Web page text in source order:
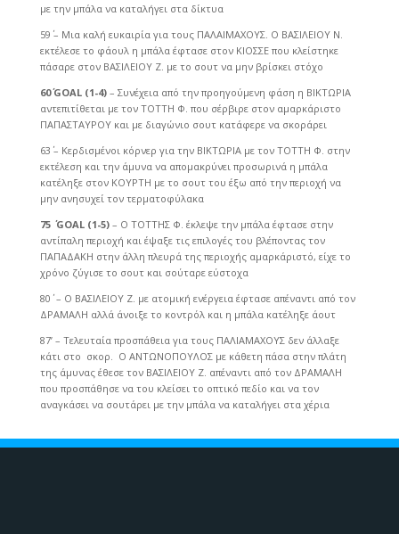
με την μπάλα να καταλήγει στα δίκτυα
59΄ – Μια καλή ευκαιρία για τους ΠΑΛΑΙΜΑΧΟΥΣ. Ο ΒΑΣΙΛΕΙΟΥ Ν.
εκτέλεσε το φάουλ η μπάλα έφτασε στον ΚΙΟΣΣΕ που κλείστηκε
πάσαρε στον ΒΑΣΙΛΕΙΟΥ Ζ. με το σουτ να μην βρίσκει στόχο
60΄GOAL (1-4)– Συνέχεια από την προηγούμενη φάση η ΒΙΚΤΩΡΙΑ
αντεπιτίθεται με τον ΤΟΤΤΗ Φ. που σέρβιρε στον αμαρκάριστο
ΠΑΠΑΣΤΑΥΡΟΥ και με διαγώνιο σουτ κατάφερε να σκοράρει
63΄ – Κερδισμένοι κόρνερ για την ΒΙΚΤΩΡΙΑ με τον ΤΟΤΤΗ Φ. στην
εκτέλεση και την άμυνα να απομακρύνει προσωρινά η μπάλα
κατέληξε στον ΚΟΥΡΤΗ με το σουτ του έξω από την περιοχή να
μην ανησυχεί τον τερματοφύλακα
75 ΄GOAL (1-5) – Ο ΤΟΤΤΗΣ Φ. έκλεψε την μπάλα έφτασε στην
αντίπαλη περιοχή και έψαξε τις επιλογές του βλέποντας τον
ΠΑΠΑΔΑΚΗ στην άλλη πλευρά της περιοχής αμαρκάριστό, είχε το
χρόνο ζύγισε το σουτ και σούταρε εύστοχα
80΄ – Ο ΒΑΣΙΛΕΙΟΥ Ζ. με ατομική ενέργεια έφτασε απέναντι από τον
ΔΡΑΜΑΛΗ αλλά άνοιξε το κοντρόλ και η μπάλα κατέληξε άουτ
87’ – Τελευταία προσπάθεια για τους ΠΑΛΙΑΜΑΧΟΥΣ δεν άλλαξε
κάτι στο σκορ. Ο ΑΝΤΩΝΟΠΟΥΛΟΣ με κάθετη πάσα στην πλάτη
της άμυνας έθεσε τον ΒΑΣΙΛΕΙΟΥ Ζ. απέναντι από τον ΔΡΑΜΑΛΗ
που προσπάθησε να του κλείσει το οπτικό πεδίο και να τον
αναγκάσει να σουτάρει με την μπάλα να καταλήγει στα χέρια